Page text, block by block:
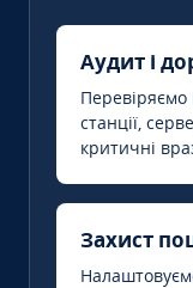
Аудит і
Перевіряємо
станції,
критичні
Захист